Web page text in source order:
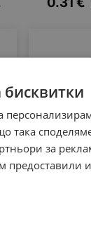
бисквитки
така
за
предоставили